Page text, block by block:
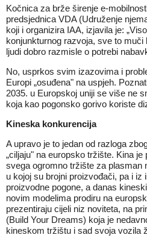
Kočnica za brže širenje e-
predsjednica VDA (Udruženje
koji i organizira IAA, izjavila je:
konjunkturnog razvoja, sve to muči
ljudi dobro razmisle o potrebi
No, usprkos svim izazovima i
Europi „osuđena" na uspjeh.
2035. u Europskoj uniji se više ne
koja kao pogonsko gorivo koriste
Kineska konkurencija
A upravo je to jedan od razloga
„ciljaju" na europsko tržište. Kina je
svega ogromno tržište za plasman
u kojoj su brojni proizvođači, pa i
proizvodne pogone, a danas
novim modelima prodiru na
prezentiraju cijeli niz noviteta, na
(Build Your Dreams) koja je
kineskom tržištu i sad svoja vozila